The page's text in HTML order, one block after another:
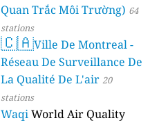
Quan Trắc Môi Trường) 64
stations
🇨🇦Ville De Montreal -
Réseau De Surveillance De
La Qualité De L'air 20
stations
WaqiWorld Air Quality